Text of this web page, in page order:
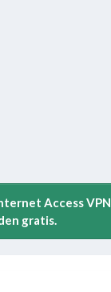
Access
gratis.